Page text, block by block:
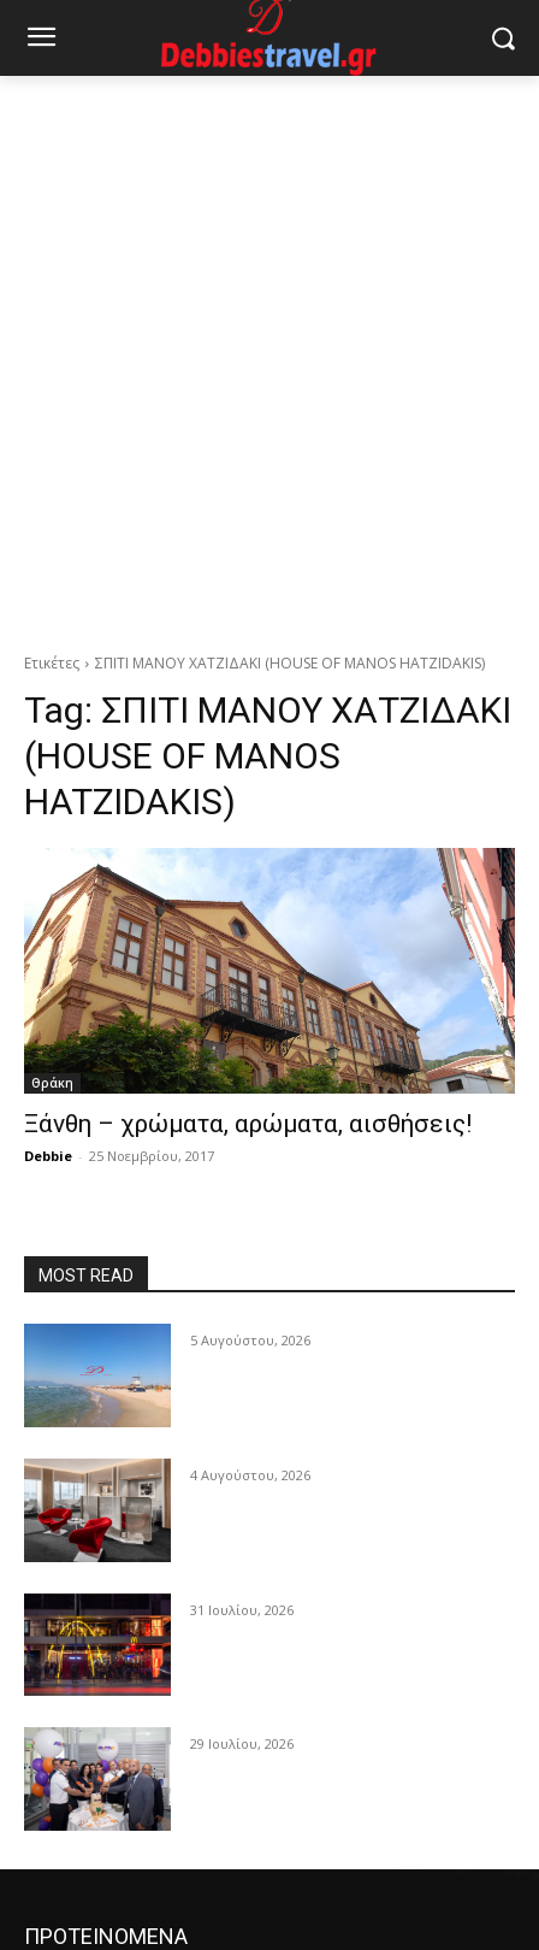
Ετικέτες ΣΠΙΤΙ ΜΑΝΟΥ ΧΑΤΖΙΔΑΚΙ (HOUSE OF MANOS HATZIDAKIS)
Tag: ΣΠΙΤΙ ΜΑΝΟΥ ΧΑΤΖΙΔΑΚΙ
(HOUSE OF MANOS
HATZIDAKIS)
Θράκη
Ξάνθη – χρώματα, αρώματα, αισθήσεις!
Debbie - 25 Νοεμβρίου, 2017
MOST READ
5 Αυγούστου, 2026
4 Αυγούστου, 2026
31 Ιουλίου, 2026
29 Ιουλίου, 2026
ΠΡΟΤΕΙΝΟΜΕΝΑ